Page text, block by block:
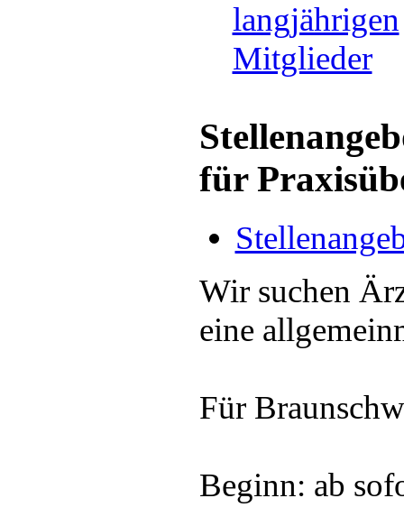
langjährigen
Mitglieder
für
Wir suchen
eine
Für
Beginn: ab